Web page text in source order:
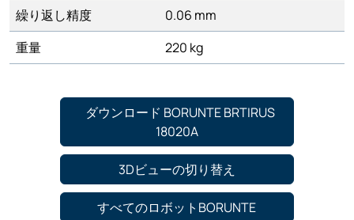
繰り返し精度
0.06 mm
重量
220 kg
ダウンロード BORUNTE BRTIRUS
18020A
3Dビューの切り替え
すべてのロボットBORUNTE